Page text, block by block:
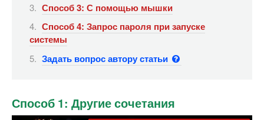
Способ 3: С помощью мышки
Способ 4: Запрос пароля при запуске
системы
Задать вопрос автору статьи
Способ 1: Другие сочетания